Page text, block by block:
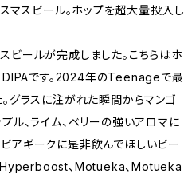
スビール。ホップを超大量投入し
ビールが完成しました。こちらはホ
です。2024年のTeenageで最
グラスに注がれた瞬間からマンゴ
ル、ライム、ベリーの強いアロマに
アギークに是非飲んでほしいビー
Hyperboost、Motueka、Motueka